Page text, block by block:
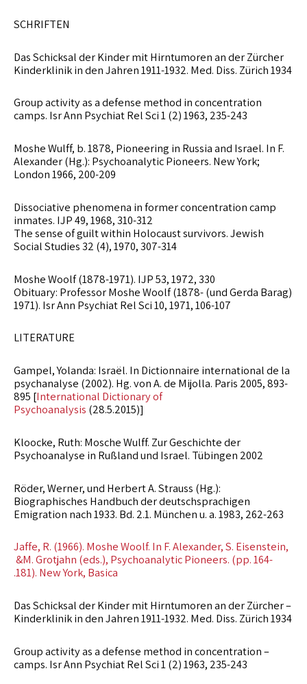
SCHRIFTEN
Das Schicksal der Kinder mit Hirntumoren an der Zürcher
Kinderklinik in den Jahren 1911-1932. Med. Diss. Zürich 1934
Group activity as a defense method in concentration
camps. Isr Ann Psychiat Rel Sci 1 (2) 1963, 235-243
Moshe Wulff, b. 1878, Pioneering in Russia and Israel. In F.
Alexander (Hg.): Psychoanalytic Pioneers. New York;
London 1966, 200-209
Dissociative phenomena in former concentration camp
inmates. IJP 49, 1968, 310-312
The sense of guilt within Holocaust survivors. Jewish
Social Studies 32 (4), 1970, 307-314
Moshe Woolf (1878-1971). IJP 53, 1972, 330
(und Gerda Barag) Obituary: Professor Moshe Woolf (1878-
1971). Isr Ann Psychiat Rel Sci 10, 1971, 106-107
LITERATURE
Gampel, Yolanda: Israël. In Dictionnaire international de la
psychanalyse (2002). Hg. von A. de Mijolla. Paris 2005, 893-
895 [International Dictionary of
Psychoanalysis (28.5.2015)]
Kloocke, Ruth: Mosche Wulff. Zur Geschichte der
Psychoanalyse in Rußland und Israel. Tübingen 2002
Röder, Werner, und Herbert A. Strauss (Hg.):
Biographisches Handbuch der deutschsprachigen
Emigration nach 1933. Bd. 2.1. München u. a. 1983, 262-263
Jaffe, R. (1966). Moshe Woolf. In F. Alexander, S. Eisenstein,
&M. Grotjahn (eds.), Psychoanalytic Pioneers. (pp. 164-
181). New York, Basica
.
– Das Schicksal der Kinder mit Hirntumoren an der Zürcher
Kinderklinik in den Jahren 1911-1932. Med. Diss. Zürich 1934
– Group activity as a defense method in concentration
camps. Isr Ann Psychiat Rel Sci 1 (2) 1963, 235-243